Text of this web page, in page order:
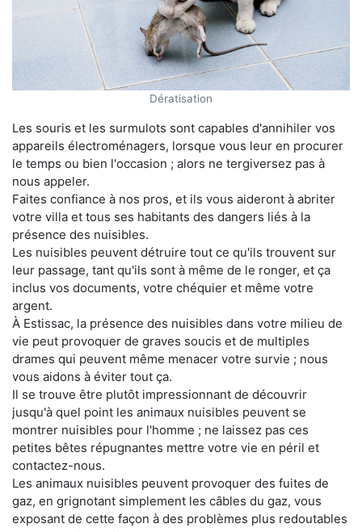
Dératisation
Les souris et les surmulots sont capables d'annihiler vos
appareils électroménagers, lorsque vous leur en procurer
le temps ou bien l'occasion ; alors ne tergiversez pas à
nous appeler.
Faites confiance à nos pros, et ils vous aideront à abriter
votre villa et tous ses habitants des dangers liés à la
présence des nuisibles.
Les nuisibles peuvent détruire tout ce qu'ils trouvent sur
leur passage, tant qu'ils sont à même de le ronger, et ça
inclus vos documents, votre chéquier et même votre
argent.
À Estissac, la présence des nuisibles dans votre milieu de
vie peut provoquer de graves soucis et de multiples
drames qui peuvent même menacer votre survie ; nous
vous aidons à éviter tout ça.
Il se trouve être plutôt impressionnant de découvrir
jusqu'à quel point les animaux nuisibles peuvent se
montrer nuisibles pour l'homme ; ne laissez pas ces
petites bêtes répugnantes mettre votre vie en péril et
contactez-nous.
Les animaux nuisibles peuvent provoquer des fuites de
gaz, en grignotant simplement les câbles du gaz, vous
exposant de cette façon à des problèmes plus redoutables